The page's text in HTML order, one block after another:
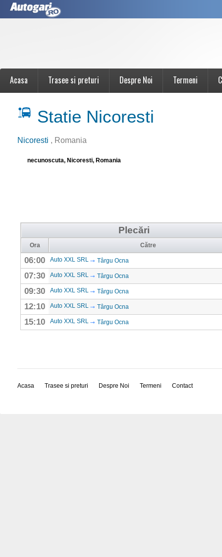
Acasa Trasee si preturi Despre Noi Termeni
Statie Nicoresti
Nicoresti , Romania
necunoscuta, Nicoresti, Romania
Plecări
Ora Către
06:00 Auto XXL SRL Târgu Ocna
07:30 Auto XXL SRL Târgu Ocna
09:30 Auto XXL SRL Târgu Ocna
12:10 Auto XXL SRL Târgu Ocna
15:10 Auto XXL SRL Târgu Ocna
Acasa Trasee si preturi Despre Noi Termeni Contact